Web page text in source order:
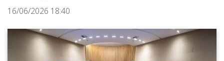
16/06/2026 18:40